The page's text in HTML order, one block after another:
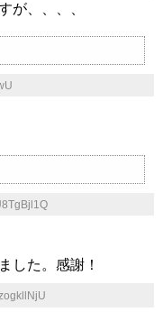
が、、、、
した。感謝！